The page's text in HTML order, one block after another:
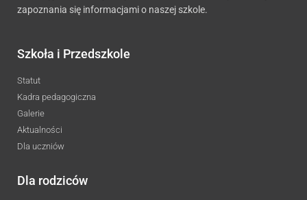
zapoznania się informacjami o naszej szkole.
Szkoła i Przedszkole
Statut
Kadra pedagogiczna
Galerie
Aktualności
Dla uczniów
Dla rodziców